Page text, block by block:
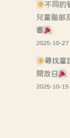
不同的
兒童腦部
響
2025-10-27
尋找童
開放日
2025-10-15